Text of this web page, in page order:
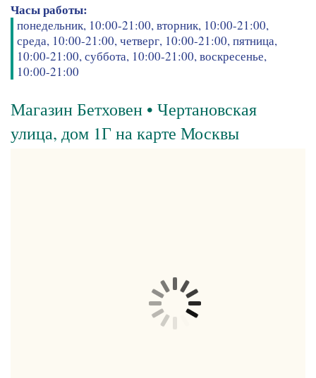
Часы работы:
понедельник, 10:00-21:00, вторник, 10:00-21:00,
среда, 10:00-21:00, четверг, 10:00-21:00, пятница,
10:00-21:00, суббота, 10:00-21:00, воскресенье,
10:00-21:00
Магазин Бетховен • Чертановская
улица, дом 1Г на карте Москвы